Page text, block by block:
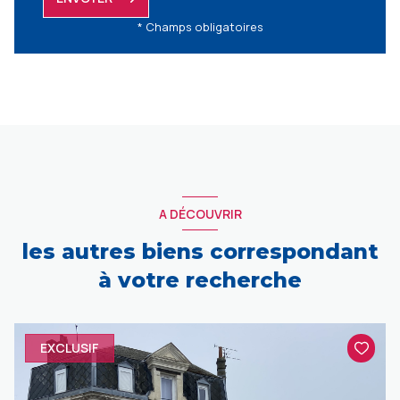
* Champs obligatoires
A DÉCOUVRIR
les autres biens correspondant
à votre recherche
EXCLUSIF